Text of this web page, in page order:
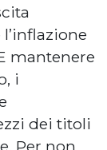
mantenere
i
dei titoli
Per non